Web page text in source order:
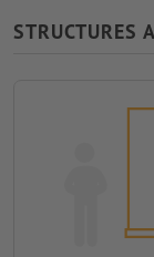
STRUCTURES